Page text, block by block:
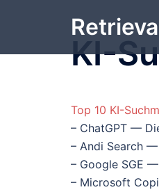
KI-
Top 10 KI-
– ChatGPT —
– Andi Search —
– Google SGE
– Microsoft